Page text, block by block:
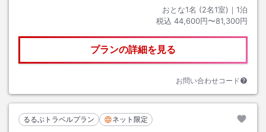
おとな1名 (2名1室)｜ 1泊
税込 44,600円〜81,300円
プランの詳細を見る
お問い合わせコード
るるぶトラベルプラン ネット限定